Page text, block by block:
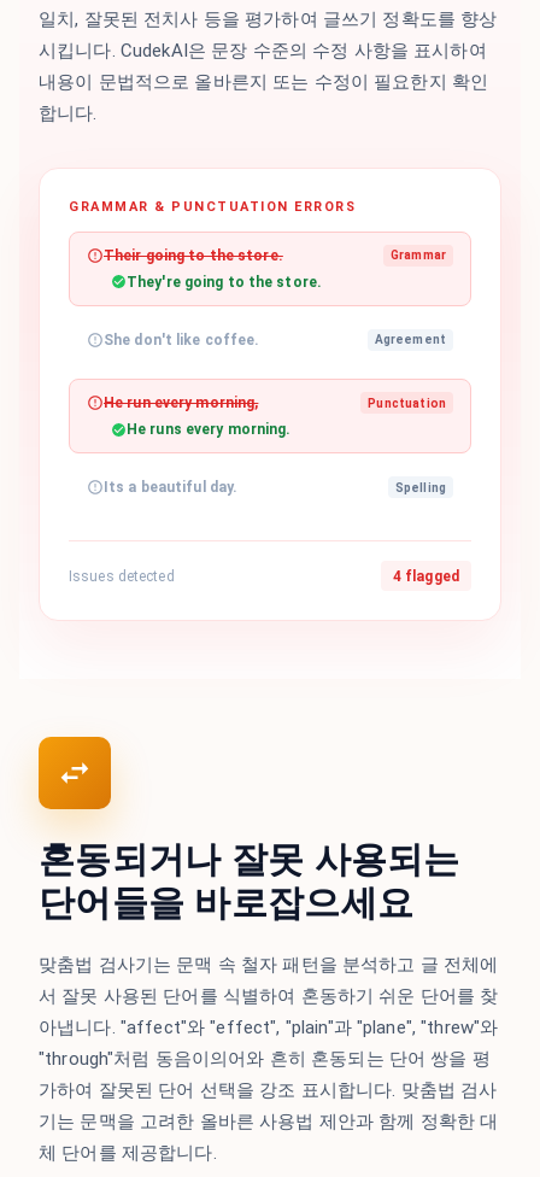
GRAMMAR & PUNCTUATION ERRORS
Their going to the store. Grammar
They're going to the store.
She don't like coffee. Agreement
He run every morning, Punctuation
He runs every morning.
Its a beautiful day. Spelling
Issues detected 4 flagged
일치, 잘못된 전치사 등을 평가하여 글쓰기 정확도를 향상
시킵니다. CudekAI은 문장 수준의 수정 사항을 표시하여
내용이 문법적으로 올바른지 또는 수정이 필요한지 확인
합니다.
혼동되거나 잘못 사용되는
단어들을 바로잡으세요
맞춤법 검사기는 문맥 속 철자 패턴을 분석하고 글 전체에
서 잘못 사용된 단어를 식별하여 혼동하기 쉬운 단어를 찾
아냅니다. "affect"와 "effect", "plain"과 "plane", "threw"와
"through"처럼 동음이의어와 흔히 혼동되는 단어 쌍을 평
가하여 잘못된 단어 선택을 강조 표시합니다. 맞춤법 검사
기는 문맥을 고려한 올바른 사용법 제안과 함께 정확한 대
체 단어를 제공합니다.